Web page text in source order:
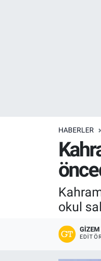
HABERLER
okul
GIZEM